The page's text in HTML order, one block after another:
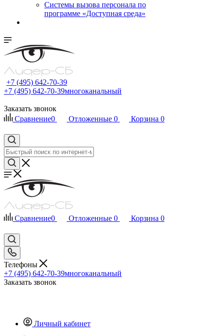
Системы вызова персонала по
программе «Доступная среда»
+7 (495) 642-70-39
+7 (495) 642-70-39многоканальный
Заказать звонок
Сравнение0 Отложенные 0 Корзина 0
Сравнение0 Отложенные 0 Корзина 0
Телефоны
+7 (495) 642-70-39многоканальный
Заказать звонок
Личный кабинет